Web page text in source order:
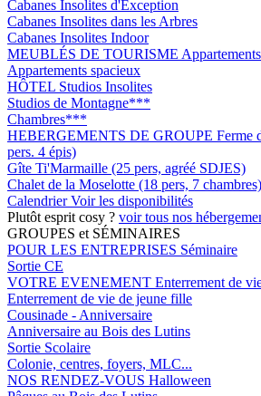
Cabanes Insolites d'Exception
Cabanes Insolites dans les Arbres
Cabanes Insolites Indoor
MEUBLÉS DE TOURISME
Appartements spacieux
HÔTEL Studios Insolites
Studios de Montagne***
Chambres***
HEBERGEMENTS DE GROUPE Ferme
pers. 4 épis)
Gîte Ti'Marmaille (25 pers, agréé SDJES)
Chalet de la Moselotte (18 pers, 7 chambres)
CalendrierVoir les disponibilités
Plutôt esprit cosy ? voir tous nos
GROUPES et SÉMINAIRES
POUR LES ENTREPRISES Séminaire
Sortie CE
VOTRE EVENEMENT Enterrement de
Enterrement de vie de jeune fille
Cousinade - Anniversaire
Anniversaire au Bois des Lutins
Sortie Scolaire
Colonie, centres, foyers, MLC...
NOS RENDEZ-VOUS Halloween